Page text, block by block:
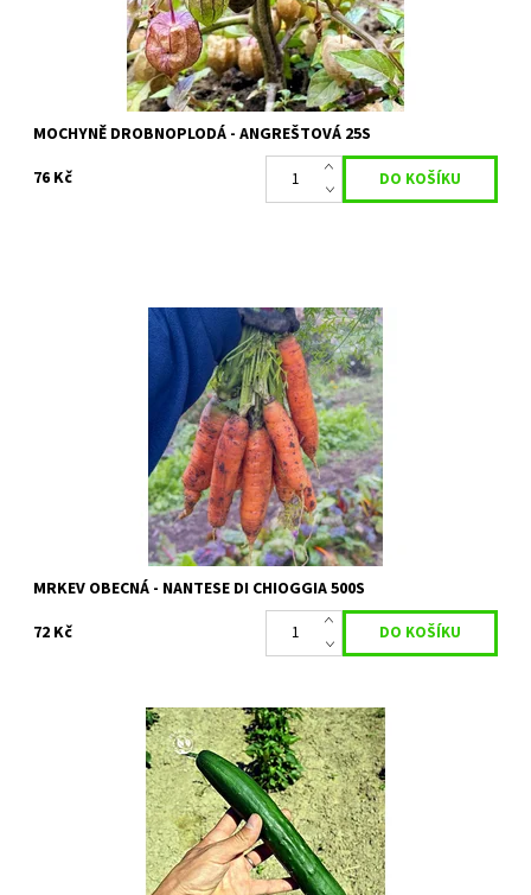
MOCHYNĚ DROBNOPLODÁ - ANGREŠTOVÁ 25S
76 Kč
Nantese di Chioggia 2
Skladem 1 ks
80/2100
PERMASEMÍNKA
MRKEV OBECNÁ - NANTESE DI CHIOGGIA 500S
72 Kč
Gergana je vzácná nehybridních odrůda okurky hadovky.
Skladem 3 ks
80/1907
PERMASEMÍNKA